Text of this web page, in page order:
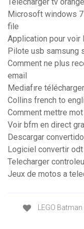
Telecharger tv
Microsoft windows
file
Application pour
Pilote usb samsung
Comment ne plus
email
Mediafıre
Collins french to
Comment mettre
Voir bfm en direct
Descargar
Logiciel convertir
Telecharger
Jeux de motos a
LEGO